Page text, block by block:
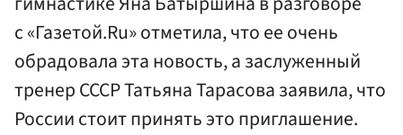
с «Газетой.Ru» отметила, что ее очень
обрадовала эта новость, а заслуженный
тренер СССР Татьяна Тарасова заявила, что
России стоит принять это приглашение.